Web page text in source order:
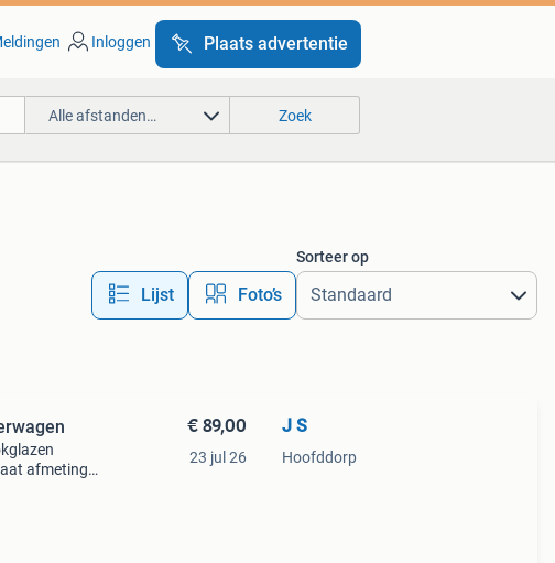
Inloggen Plaats advertentie
Alle afstanden… Zoek
Lijst Foto’s
Sorteer op
afmeting
€ 89,00
23 jul 26
J S
Hoofddorp